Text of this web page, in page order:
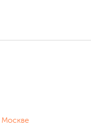
Москве